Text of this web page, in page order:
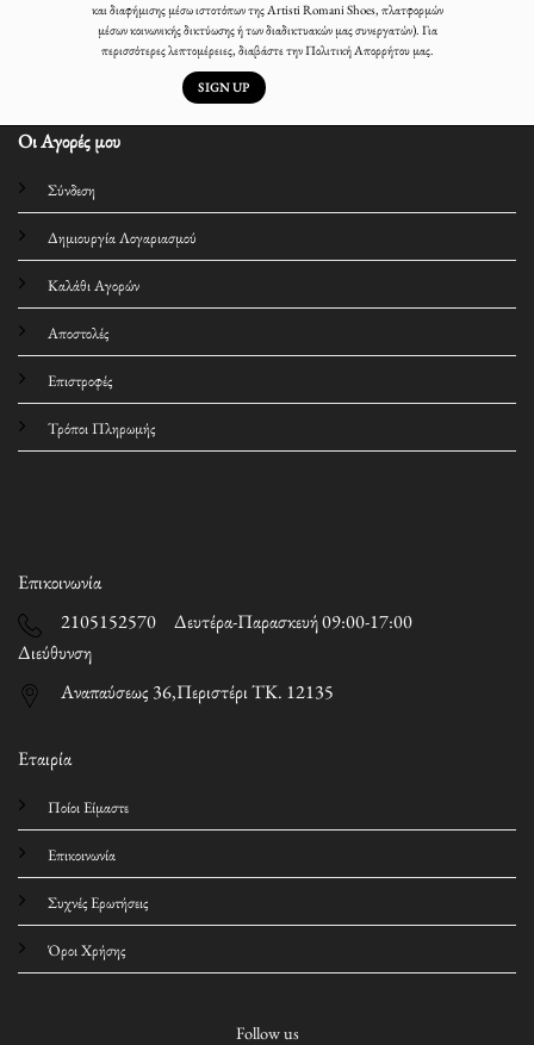
και διαφήμισης μέσω ιστοτόπων της Artisti Romani Shoes, πλατφορμών
μέσων κοινωνικής δικτύωσης ή των διαδικτυακών μας συνεργατών). Για
περισσότερες λεπτομέρειες, διαβάστε την Πολιτική Απορρήτου μας.
Οι Αγορές μου
Σύνδεση
Δημιουργία Λογαριασμού
Καλάθι Αγορών
Αποστολές
Επιστροφές
Τρόποι Πληρωμής
Εταιρία
Ποίοι Είμαστε
Επικοινωνία
Συχνές Ερωτήσεις
Όροι Χρήσης
Follow us
Επικοινωνία
2105152570 Δευτέρα-Παρασκευή 09:00-17:00
Διεύθυνση
Αναπαύσεως 36,Περιστέρι ΤΚ. 12135